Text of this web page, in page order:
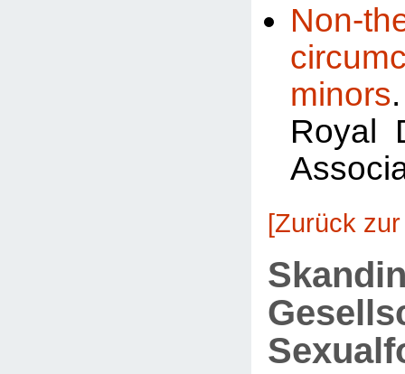
Non-
minors
Royal
[Zurück